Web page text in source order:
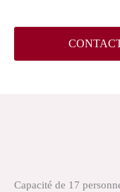
Capacité de 17